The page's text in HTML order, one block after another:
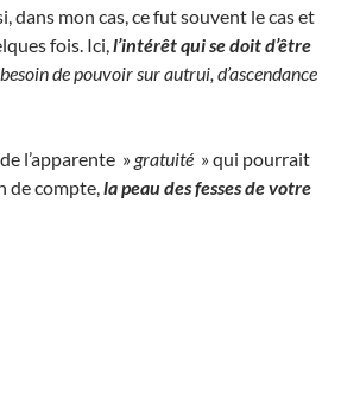
dans mon cas, ce fut souvent le cas et
fois. Ici, l’intérêt qui se doit d’être
de pouvoir sur autrui, d’ascendance
l’apparente » gratuité » qui pourrait
de compte, la peau des fesses de votre